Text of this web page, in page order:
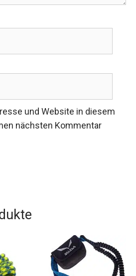
und Website in diesem
nächsten Kommentar